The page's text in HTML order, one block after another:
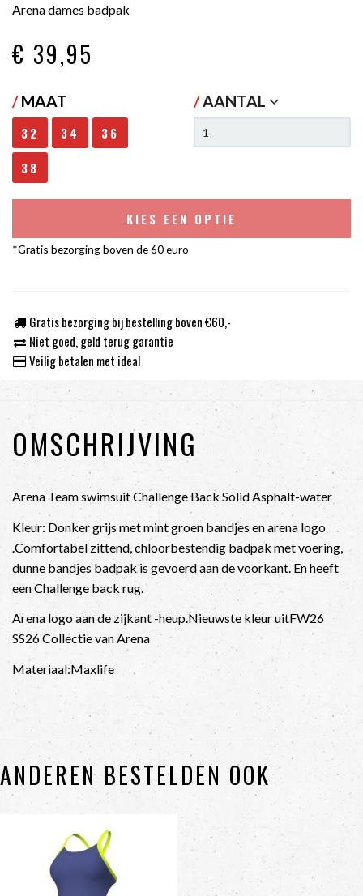
Arena dames badpak
€ 39,95
/MAAT
32 34
36
38
/AANTAL
KIES EEN OPTIE
*Gratis bezorging boven de 60 euro
Gratis bezorging bij bestelling boven €60,-
Niet goed, geld terug garantie
Veilig betalen met ideal
OMSCHRIJVING
Arena Team swimsuit Challenge Back Solid Asphalt-water
Kleur: Donker grijs met mint groen bandjes en arena logo
.Comfortabel zittend, chloorbestendig badpak met voering,
dunne bandjes badpak is gevoerd aan de voorkant. En heeft
een Challenge back rug.
Arena logo aan de zijkant -heup.Nieuwste kleur uitFW26
SS26 Collectie van Arena
Materiaal:Maxlife
ANDEREN BESTELDEN OOK